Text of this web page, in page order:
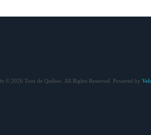
© 2026 Tour de Québec. All Rights Reserved. Powered by